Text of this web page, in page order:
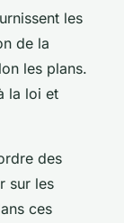
les
de la
les plans.
la loi et
des
sur les
ces